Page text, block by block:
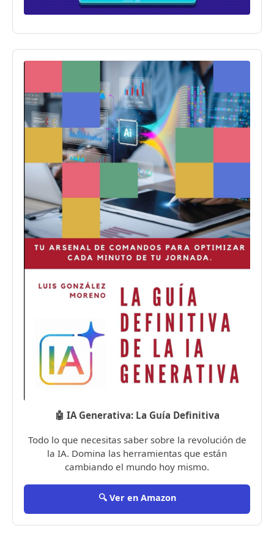
🤖 IA Generativa: La Guía Definitiva
Todo lo que necesitas saber sobre la revolución de
la IA. Domina las herramientas que están
cambiando el mundo hoy mismo.
🔍 Ver en Amazon